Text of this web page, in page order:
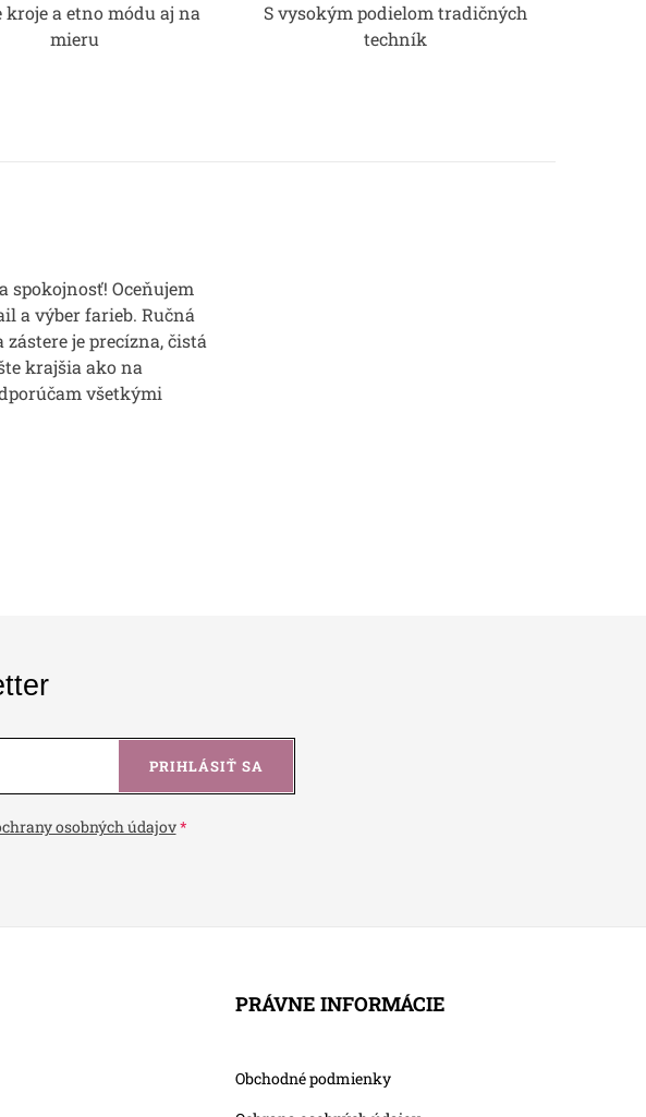
kroje a etno módu aj na
mieru
S vysokým podielom tradičných
techník
spokojnosť! Oceňujem
a výber farieb. Ručná
je precízna, čistá
krajšia ako na
všetkými
osobných údajov
PRIHLÁSIŤ SA
PRÁVNE INFORMÁCIE
Obchodné podmienky